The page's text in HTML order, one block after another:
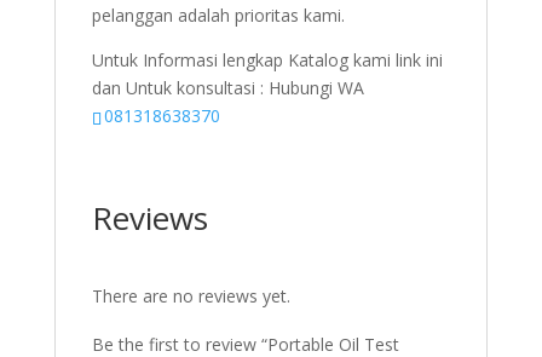
pelanggan adalah prioritas kami.
Untuk Informasi lengkap Katalog kami link ini
dan Untuk konsultasi : Hubungi WA
081318638370
Reviews
There are no reviews yet.
Be the first to review “Portable Oil Test